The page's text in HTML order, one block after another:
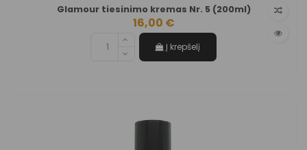
Glamour tiesinimo kremas Nr. 5 (200ml)
16,00 €
Į krepšelį